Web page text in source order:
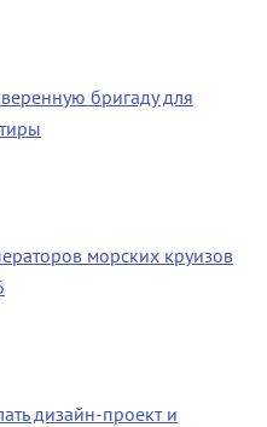
бригаду для
морских круизов
дизайн-проект и